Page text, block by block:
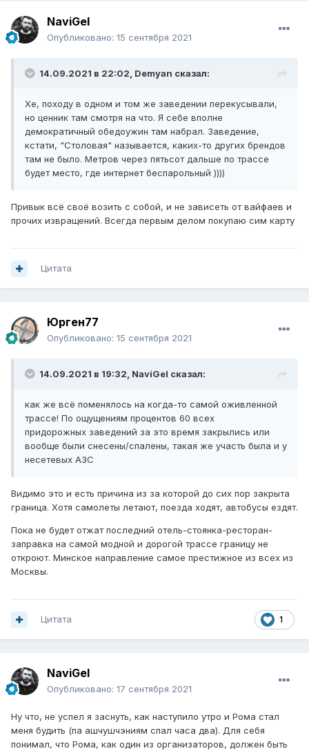
NaviGel
Опубликовано: 15 сентября 2021
14.09.2021 в 22:02, Demyan сказал:
Хе, походу в одном и том же заведении перекусывали,
но ценник там смотря на что. Я себе вполне
демократичный обедоужин там набрал. Заведение,
кстати, "Столовая" называется, каких-то других брендов
там не было. Метров через пятьсот дальше по трассе
будет место, где интернет беспарольный ))))
Привык всё своё возить с собой, и не зависеть от вайфаев и
прочих извращений. Всегда первым делом покупаю сим карту
Цитата
Юрген77
Опубликовано: 15 сентября 2021
14.09.2021 в 19:32, NaviGel сказал:
как же всё поменялось на когда-то самой оживленной
трассе! По ощущениям процентов 60 всех
придорожных заведений за это время закрылись или
вообще были снесены/спалены, такая же участь была и у
несетевых АЗС
Видимо это и есть причина из за которой до сих пор закрыта
граница. Хотя самолеты летают, поезда ходят, автобусы ездят.
Пока не будет отжат последний отель-стоянка-ресторан-
заправка на самой модной и дорогой трассе границу не
откроют. Минское направление самое престижное из всех из
Москвы.
1
Цитата
NaviGel
Опубликовано: 17 сентября 2021
Ну что, не успел я заснуть, как наступило утро и Рома стал
меня будить (па ашчушчэниям спал часа два). Для себя
понимал, что Рома, как один из организаторов, должен быть